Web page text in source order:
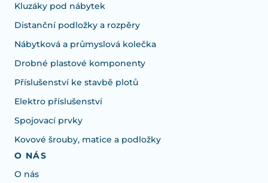
Kluzáky pod nábytek
Distanční podložky a rozpěry
Nábytková a průmyslová kolečka
Drobné plastové komponenty
Příslušenství ke stavbě plotů
Elektro příslušenství
Spojovací prvky
Kovové šrouby, matice a podložky
O NÁS
O nás